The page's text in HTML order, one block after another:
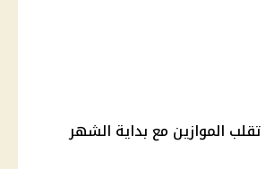
الموازين مع بداية الشهر